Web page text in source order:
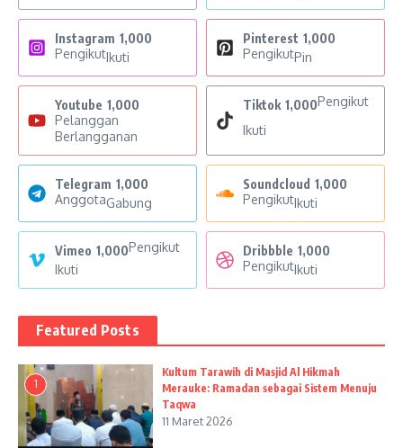
Instagram 1,000
PengikutIkuti
Pinterest 1,000
PengikutPin
Youtube 1,000
Pelanggan
Berlangganan
Tiktok 1,000Pengikut
Ikuti
Telegram 1,000
AnggotaGabung
Soundcloud 1,000
PengikutIkuti
Vimeo 1,000Pengikut
Ikuti
Dribbble 1,000
PengikutIkuti
Featured Posts
1
Kultum Tarawih di Masjid Al Hikmah
Merauke: Ramadan sebagai Sistem Menuju
Taqwa
11 Maret 2026